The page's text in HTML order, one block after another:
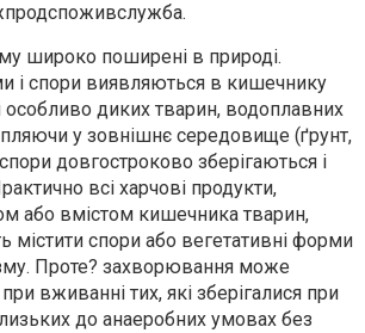
широко поширені в природі.
і спори виявляються в кишечнику
особливо диких тварин, водоплавних
у зовнішнє середовище (ґрунт,
довгостроково зберігаються і
всі харчові продукти,
або вмістом кишечника тварин,
містити спори або вегетативні форми
Проте? захворювання може
вживанні тих, які зберігалися при
до анаеробних умовах без